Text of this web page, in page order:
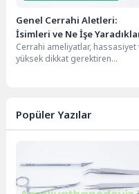
Genel Cerrahi Aletleri:
İsimleri ve Ne İşe
Cerrahi ameliyatlar, hassasiyet
yüksek dikkat gerektiren
Popüler Yazılar